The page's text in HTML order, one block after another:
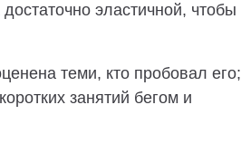
эластичной, чтобы
теми, кто пробовал его;
занятий бегом и